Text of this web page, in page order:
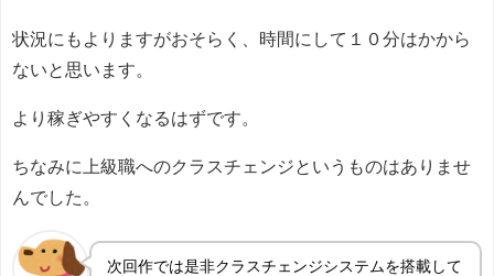
状況にもよりますがおそらく、時間にして１０分はかから
ないと思います。
より稼ぎやすくなるはずです。
ちなみに上級職へのクラスチェンジというものはありませ
んでした。
次回作では是非クラスチェンジシステムを搭載して